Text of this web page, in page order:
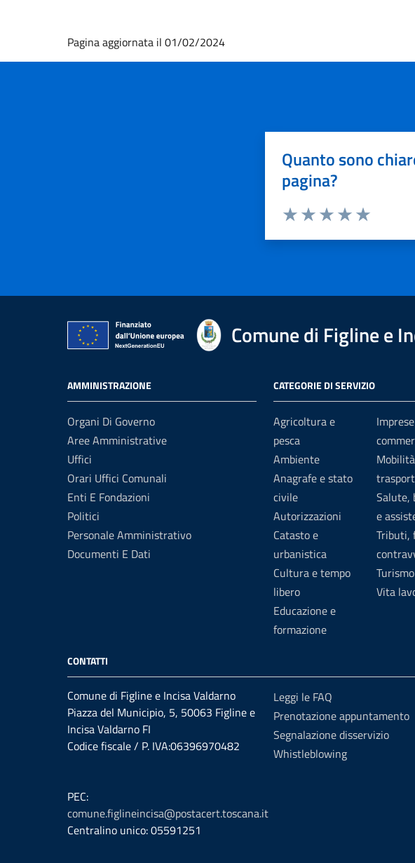
Pagina aggiornata il 01/02/2024
Quanto sono
pagina?
Comune di Figline e
AMMINISTRAZIONE
Organi Di Governo
Aree Amministrative
Uffici
Orari Uffici Comunali
Enti E Fondazioni
Politici
Personale Amministrativo
Documenti E Dati
CATEGORIE DI SERVIZIO
Agricoltura e
pesca
Ambiente
Anagrafe e stato
civile
Autorizzazioni
Catasto e
urbanistica
Cultura e tempo
libero
Educazione e
formazione
Salute,
e
Tributi,
Turismo
Vita
CONTATTI
Comune di Figline e Incisa Valdarno
Piazza del Municipio, 5, 50063 Figline e
Incisa Valdarno FI
Codice fiscale / P. IVA:06396970482
PEC:
comune.figlineincisa@postacert.toscana.it
Centralino unico: 05591251
Leggi le FAQ
Prenotazione appuntamento
Segnalazione disservizio
Whistleblowing